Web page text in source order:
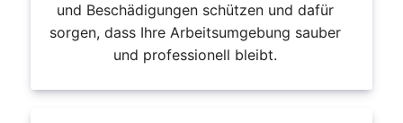
und Beschädigungen schützen und dafür
sorgen, dass Ihre Arbeitsumgebung sauber
und professionell bleibt.